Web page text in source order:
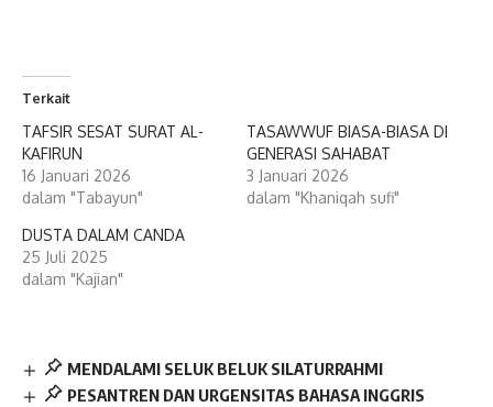
Terkait
TAFSIR SESAT SURAT AL-
KAFIRUN
16 Januari 2026
dalam "Tabayun"
TASAWWUF BIASA-BIASA DI
GENERASI SAHABAT
3 Januari 2026
dalam "Khaniqah sufi"
DUSTA DALAM CANDA
25 Juli 2025
dalam "Kajian"
MENDALAMI SELUK BELUK SILATURRAHMI
PESANTREN DAN URGENSITAS BAHASA INGGRIS